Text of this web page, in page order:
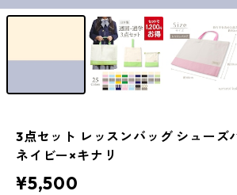
3点セット レッスンバッグ シューズ
ネイビー×キナリ
¥5,500